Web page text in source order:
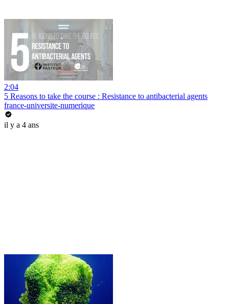
2:04
5 Reasons to take the course : Resistance to antibacterial agents
france-universite-numerique
il y a 4 ans